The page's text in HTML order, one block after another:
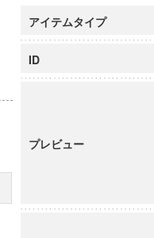
アイテムタイプ
ID
プレビュー